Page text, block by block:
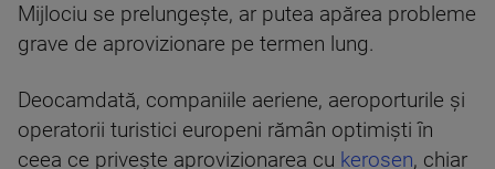
Mijlociu se prelungește, ar putea apărea probleme
grave de aprovizionare pe termen lung.
Deocamdată, companiile aeriene, aeroporturile și
operatorii turistici europeni rămân optimiști în
ceea ce privește aprovizionarea cu kerosen, chiar